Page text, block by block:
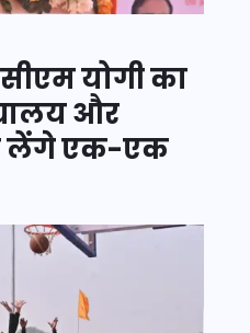
योगी का
और
लेंगे एक-एक